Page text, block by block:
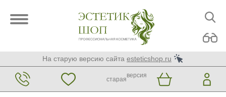
На старую версию сайта esteticshop.ru
старая
версия